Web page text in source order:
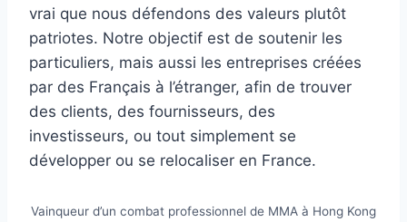
vrai que nous défendons des valeurs plutôt
patriotes. Notre objectif est de soutenir les
particuliers, mais aussi les entreprises créées
par des Français à l’étranger, afin de trouver
des clients, des fournisseurs, des
investisseurs, ou tout simplement se
développer ou se relocaliser en France.
Vainqueur d’un combat professionnel de MMA à Hong Kong